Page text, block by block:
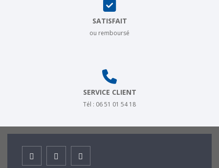
SATISFAIT
ou remboursé
SERVICE CLIENT
Tél : 06 51 01 54 18